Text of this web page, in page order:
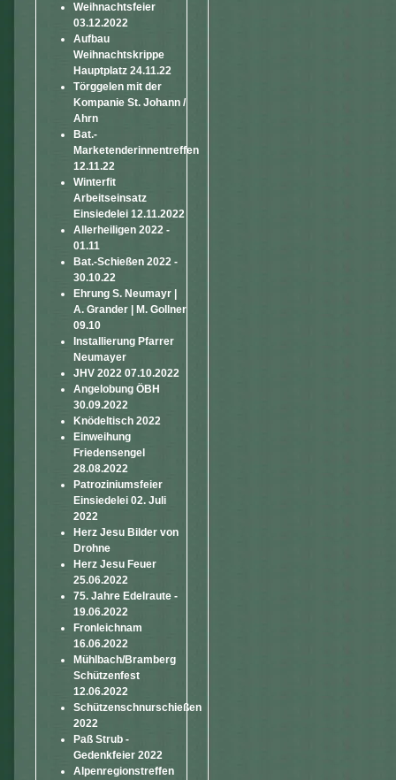
Weihnachtsfeier
03.12.2022
Aufbau
Weihnachtskrippe
Hauptplatz 24.11.22
Törggelen mit der
Kompanie St. Johann /
Ahrn
Bat.-
Marketenderinnentreffen
12.11.22
Winterfit
Arbeitseinsatz
Einsiedelei 12.11.2022
Allerheiligen 2022 -
01.11
Bat.-Schießen 2022 -
30.10.22
Ehrung S. Neumayr |
A. Grander | M. Gollner
09.10
Installierung Pfarrer
Neumayer
JHV 2022 07.10.2022
Angelobung ÖBH
30.09.2022
Knödeltisch 2022
Einweihung
Friedensengel
28.08.2022
Patroziniumsfeier
Einsiedelei 02. Juli
2022
Herz Jesu Bilder von
Drohne
Herz Jesu Feuer
25.06.2022
75. Jahre Edelraute -
19.06.2022
Fronleichnam
16.06.2022
Mühlbach/Bramberg
Schützenfest
12.06.2022
Schützenschnurschießen
2022
Paß Strub -
Gedenkfeier 2022
Alpenregionstreffen